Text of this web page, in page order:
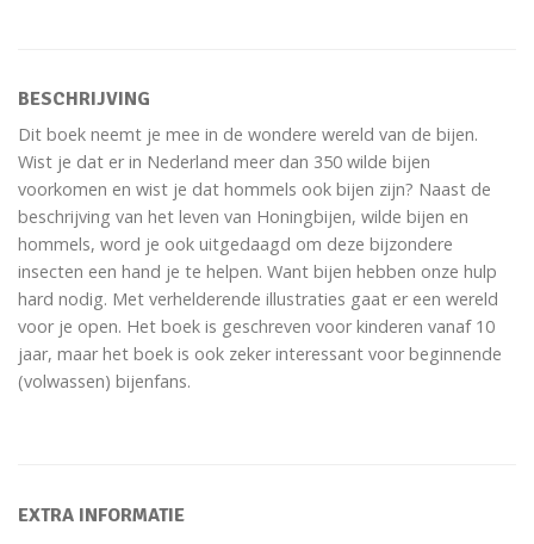
BESCHRIJVING
Dit boek neemt je mee in de wondere wereld van de bijen.
Wist je dat er in Nederland meer dan 350 wilde bijen
voorkomen en wist je dat hommels ook bijen zijn? Naast de
beschrijving van het leven van Honingbijen, wilde bijen en
hommels, word je ook uitgedaagd om deze bijzondere
insecten een hand je te helpen. Want bijen hebben onze hulp
hard nodig. Met verhelderende illustraties gaat er een wereld
voor je open. Het boek is geschreven voor kinderen vanaf 10
jaar, maar het boek is ook zeker interessant voor beginnende
(volwassen) bijenfans.
EXTRA INFORMATIE